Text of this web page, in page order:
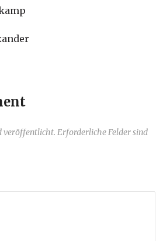
Erforderliche Felder sind